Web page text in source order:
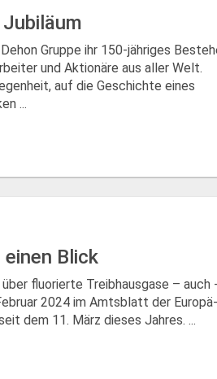
Gruppe ihr 150-jähriges
und Aktionäre aus aller Welt.
auf die Geschichte eines
...
Blick
fluorierte Treibhausgase – auch
2024 im Amtsblatt der Europä­
dem 11. März dieses Jahres. ...